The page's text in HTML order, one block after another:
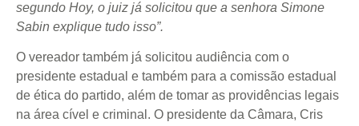
segundo Hoy, o juiz já solicitou que a senhora Simone
Sabin explique tudo isso”.
O vereador também já solicitou audiência com o
presidente estadual e também para a comissão estadual
de ética do partido, além de tomar as providências legais
na área cível e criminal. O presidente da Câmara, Cris